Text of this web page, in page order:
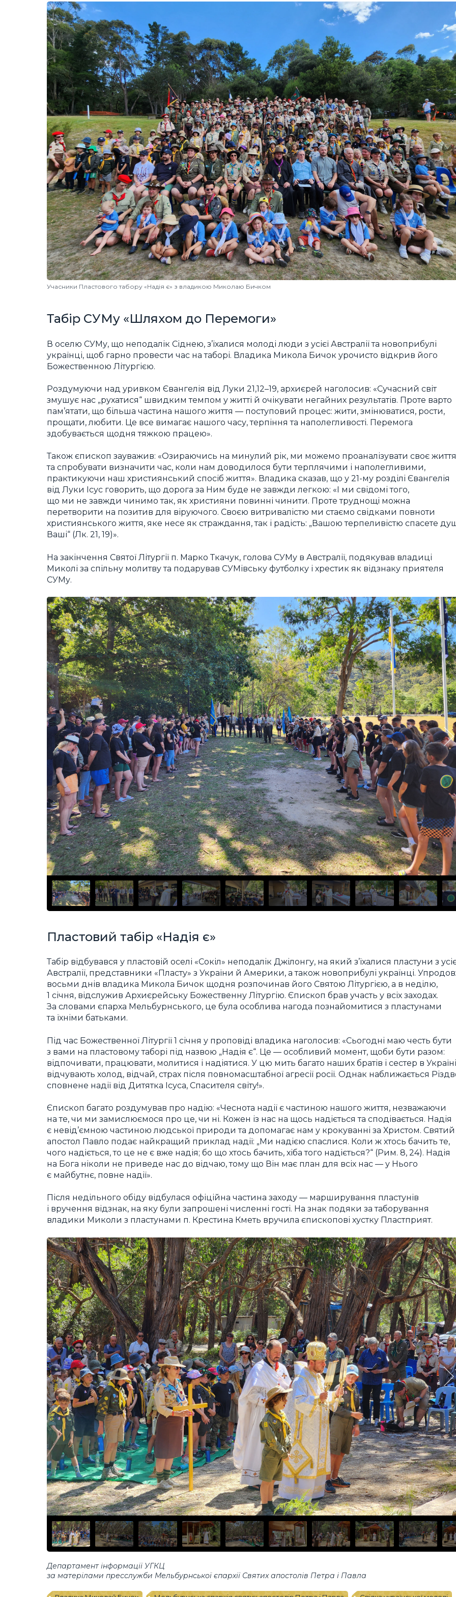
Учасники Пластового табору «Надія є» з владикою Миколаю Бичком
Табір СУМу «Шляхом до Перемоги»
В оселю СУМу, що неподалік Сіднею, з’їхалися молоді люди з усієї Австралії та новоприбулі
українці, щоб гарно провести час на таборі. Владика Микола Бичок урочисто відкрив його
Божественною Літургією.
Роздумуючи над уривком Євангелія від Луки 21,12–19, архиєрей наголосив: «Сучасний світ
змушує нас „рухатися“ швидким темпом у житті й очікувати негайних результатів. Проте варто
пам’ятати, що більша частина нашого життя — поступовий процес: жити, змінюватися, рости,
прощати, любити. Це все вимагає нашого часу, терпіння та наполегливості. Перемога
здобувається щодня тяжкою працею».
Також єпископ зауважив: «Озираючись на минулий рік, ми можемо проаналізувати своє життя
та спробувати визначити час, коли нам доводилося бути терплячими і наполегливими,
практикуючи наш християнський спосіб життя». Владика сказав, що у 21-му розділі Євангелія
від Луки Ісус говорить, що дорога за Ним буде не завжди легкою: «І ми свідомі того,
що ми не завжди чинимо так, як християни повинні чинити. Проте труднощі можна
перетворити на позитив для віруючого. Своєю витривалістю ми стаємо свідками повноти
християнського життя, яке несе як страждання, так і радість: „Вашою терпеливістю спасете
Ваші“ (Лк. 21, 19)».
На закінчення Святої Літургії п. Марко Ткачук, голова СУМу в Австралії, подякував владиці
Миколі за спільну молитву та подарував СУМівську футболку і хрестик як відзнаку приятеля
СУМу.
Пластовий табір «Надія є»
Табір відбувався у пластовій оселі «Сокіл» неподалік Джілонгу, на який з’їхалися пластуни з
Австралії, представники «Пласту» з України й Америки, а також новоприбулі українці.
восьми днів владика Микола Бичок щодня розпочинав його Святою Літургією, а в неділю,
1 січня, відслужив Архиєрейську Божественну Літургію. Єпископ брав участь у всіх заходах.
За словами єпарха Мельбурнського, це була особлива нагода познайомитися з пластунами
та їхніми батьками.
Під час Божественної Літургії 1 січня у проповіді владика наголосив: «Сьогодні маю честь бути
з вами на пластовому таборі під назвою „Надія є“. Це — особливий момент, щоби бути разом:
відпочивати, працювати, молитися і надіятися. У цю мить багато наших братів і сестер в Україні
відчувають холод, відчай, страх після повномасштабної агресії росії. Однак наближається
сповнене надії від Дитятка Ісуса, Спасителя світу!».
Єпископ багато роздумував про надію: «Чеснота надії є частиною нашого життя, незважаючи
на те, чи ми замислюємося про це, чи ні. Кожен із нас на щось надіється та сподівається. Надія
є невід’ємною частиною людської природи та допомагає нам у крокуванні за Христом. Святий
апостол Павло подає найкращий приклад надії: „Ми надією спаслися. Коли ж хтось бачить те,
чого надіється, то це не є вже надія; бо що хтось бачить, хіба того надіється?“ (Рим. 8, 24). Надія
на Бога ніколи не приведе нас до відчаю, тому що Він має план для всіх нас — у Нього
є майбутнє, повне надії».
Після недільного обіду відбулася офіційна частина заходу — марширування пластунів
і вручення відзнак, на яку були запрошені численні гості. На знак подяки за таборування
владики Миколи з пластунами п. Крестина Кметь вручила єпископові хустку Пластприят.
Департамент інформації УГКЦ
за матерілами пресслужби Мельбурнської єпархії Святих апостолів Петра і Павла